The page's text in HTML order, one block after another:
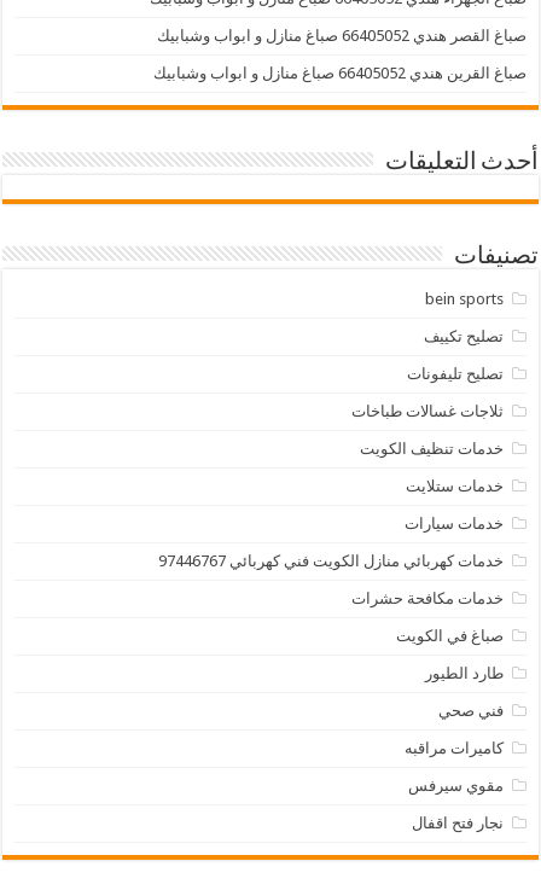
صباغ القصر هندي 66405052 صباغ منازل و ابواب وشبابيك
صباغ القرين هندي 66405052 صباغ منازل و ابواب وشبابيك
أحدث التعليقات
تصنيفات
bein sports
تصليح تكييف
تصليح تليفونات
ثلاجات غسالات طباخات
خدمات تنظيف الكويت
خدمات ستلايت
خدمات سيارات
خدمات كهربائي منازل الكويت فني كهربائي 97446767
خدمات مكافحة حشرات
صباغ في الكويت
طارد الطيور
فني صحي
كاميرات مراقبه
مقوي سيرفس
نجار فتح اقفال